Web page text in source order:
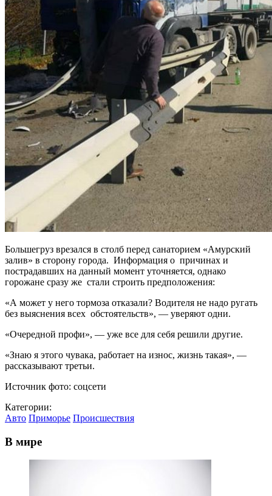
Большегруз врезался в столб перед санаторием «Амурский
залив» в сторону города. Информация о причинах и
пострадавших на данный момент уточняется, однако
горожане сразу же стали строить предположения:
«А может у него тормоза отказали? Водителя не надо ругать
без выяснения всех обстоятельств», — уверяют одни.
«Очередной профи», — уже все для себя решили другие.
«Знаю я этого чувака, работает на износ, жизнь такая», —
рассказывают третьи.
Источник фото: соцсети
Категории:
Авто Приморье Происшествия
В мире